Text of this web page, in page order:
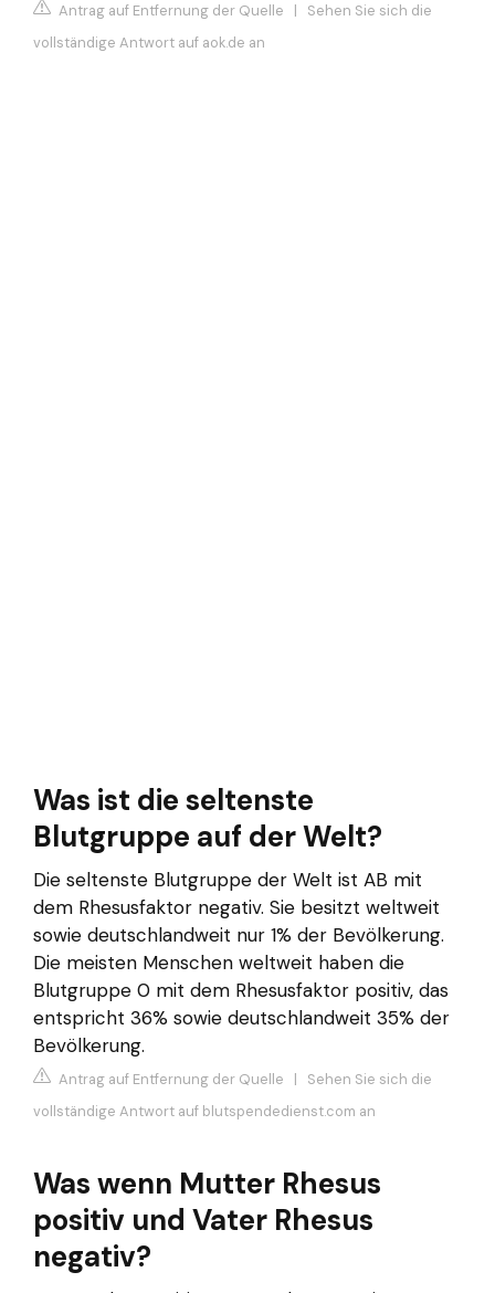
Antrag auf Entfernung der Quelle | Sehen Sie sich die
vollständige Antwort auf aok.de an
Was ist die seltenste
Blutgruppe auf der Welt?
Die seltenste Blutgruppe der Welt ist AB mit
dem Rhesusfaktor negativ. Sie besitzt weltweit
sowie deutschlandweit nur 1% der Bevölkerung.
Die meisten Menschen weltweit haben die
Blutgruppe 0 mit dem Rhesusfaktor positiv, das
entspricht 36% sowie deutschlandweit 35% der
Bevölkerung.
Antrag auf Entfernung der Quelle | Sehen Sie sich die
vollständige Antwort auf blutspendedienst.com an
Was wenn Mutter Rhesus
positiv und Vater Rhesus
negativ?